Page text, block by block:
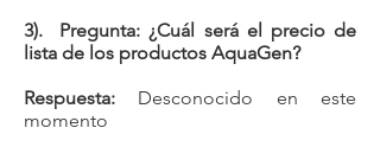
3). Pregunta: ¿Cuál será el precio de
lista de los productos AquaGen?
Respuesta: Desconocido en este
momento